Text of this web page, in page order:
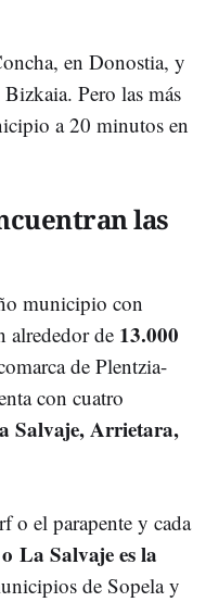
en Donostia, y
Pero las más
a 20 minutos en
las
municipio con
alrededor de 13.000
de Plentzia-
con cuatro
Salvaje, Arrietara,
o el parapente y cada
La Salvaje es la
de Sopela y